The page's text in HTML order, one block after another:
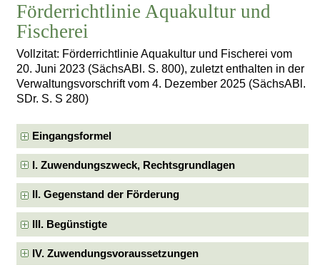
Förderrichtlinie Aquakultur und
Fischerei
Vollzitat: Förderrichtlinie Aquakultur und Fischerei vom
20. Juni 2023 (SächsABl. S. 800), zuletzt enthalten in der
Verwaltungsvorschrift vom 4. Dezember 2025 (SächsABl.
SDr. S. S 280)
Eingangsformel
I. Zuwendungszweck, Rechtsgrundlagen
II. Gegenstand der Förderung
III. Begünstigte
IV. Zuwendungsvoraussetzungen